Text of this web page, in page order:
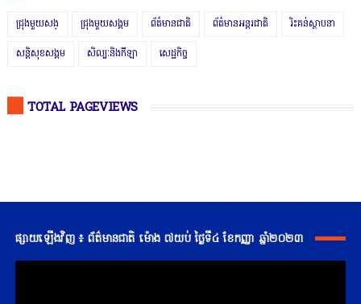
ជ្រុងមួយសង្ ជ្រុងមួយសង្គម ព័ត៌មានជាតិ ព័ត៌មានអន្តរជាតិ រិះគន់ស្ថាបនា
សន្តិសុខសង្គម សិល្បៈនិងកីឡា សេដ្ឋកិច្ច
TOTAL PAGEVIEWS
ផ្សាយឡើងវិញ ៖ ព័ត៌មានជាតិ ម៉ោង ៧យប់ ថ្ងៃទី៤ ខែកញ្ញា ឆ្នាំ២០២៣